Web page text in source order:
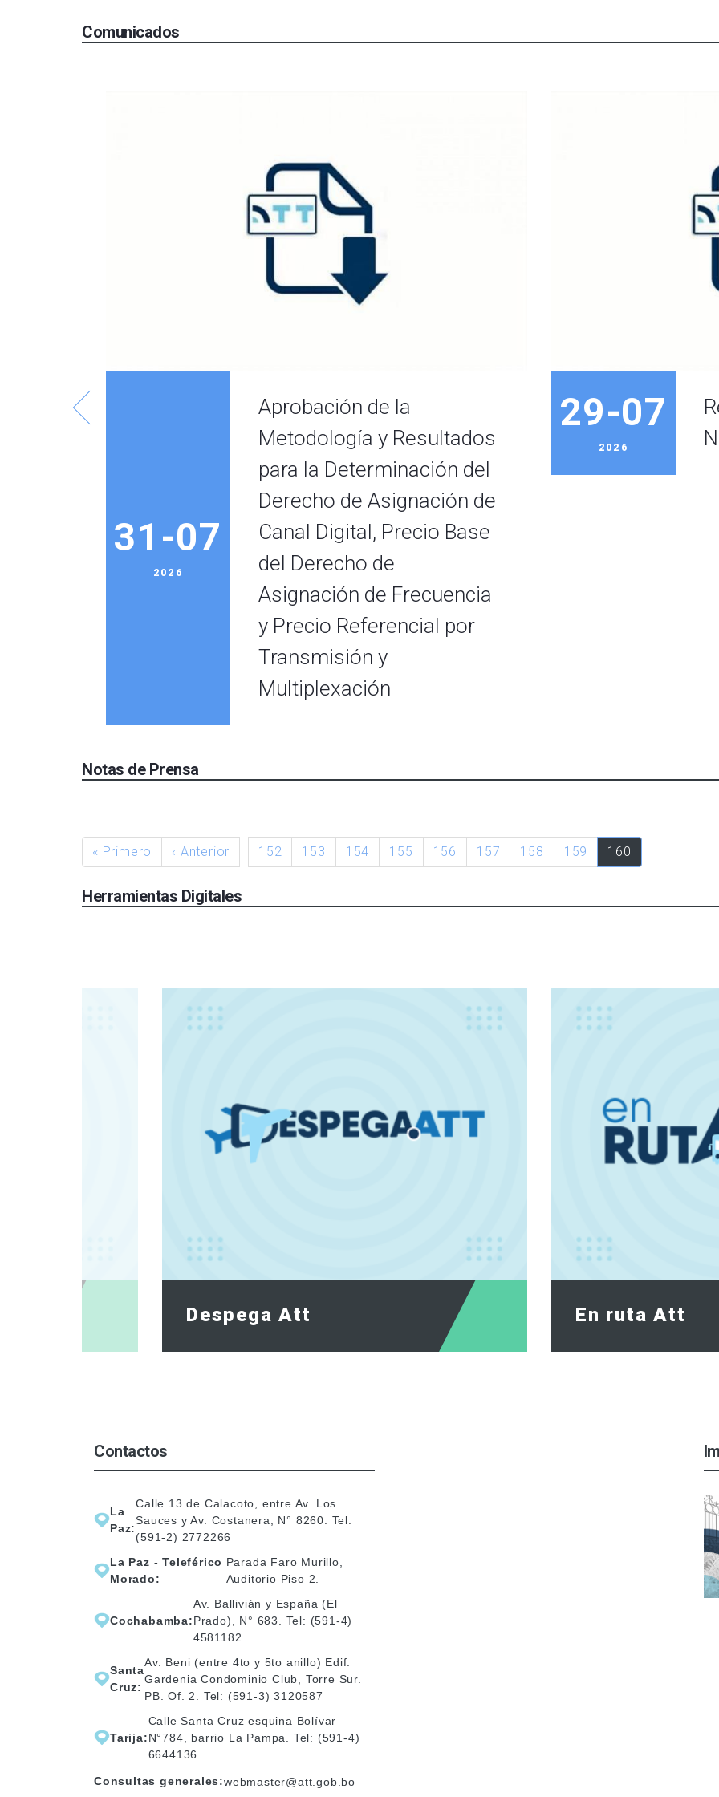
Comunicados
31-07
2026
Aprobación de la
Metodología y Resultados
para la Determinación del
Derecho de Asignación de
Canal Digital, Precio Base
del Derecho de
Asignación de Frecuencia
y Precio Referencial por
Transmisión y
Multiplexación
29-07
2026
Notas de Prensa
« Primero ‹ Anterior 152 153 154 155 156 157 158 159 160
Herramientas Digitales
Despega Att En ruta Att
Contactos
La
Paz:
Calle 13 de Calacoto, entre Av. Los
Sauces y Av. Costanera, N° 8260. Tel:
(591-2) 2772266
La Paz - Teleférico
Morado:
Parada Faro Murillo,
Auditorio Piso 2.
Cochabamba:
Av. Ballivián y España (El
Prado), N° 683. Tel: (591-4)
4581182
Santa
Cruz:
Av. Beni (entre 4to y 5to anillo) Edif.
Gardenia Condominio Club, Torre Sur.
PB. Of. 2. Tel: (591-3) 3120587
Tarija:
Calle Santa Cruz esquina Bolívar
N°784, barrio La Pampa. Tel: (591-4)
6644136
Consultas generales:webmaster@att.gob.bo